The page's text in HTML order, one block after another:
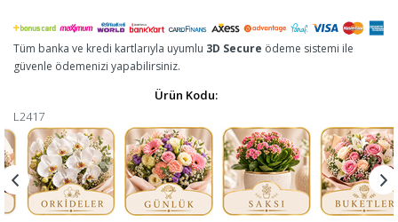
Tüm banka ve kredi kartlarıyla uyumlu 3D Secure ödeme sistemi ile
güvenle ödemenizi yapabilirsiniz.
Ürün Kodu:
L2417